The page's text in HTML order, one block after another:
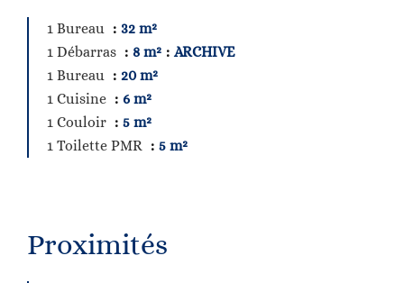
1 Bureau
32 m²
1 Débarras
8 m²
ARCHIVE
1 Bureau
20 m²
1 Cuisine
6 m²
1 Couloir
5 m²
1 Toilette PMR
5 m²
Proximités